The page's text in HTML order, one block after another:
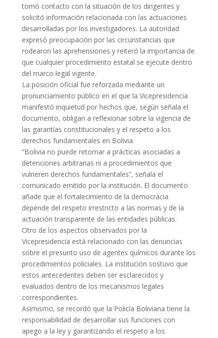
tomó contacto con la situación de los dirigentes y
solicitó información relacionada con las actuaciones
desarrolladas por los investigadores. La autoridad
expresó preocupación por las circunstancias que
rodearon las aprehensiones y reiteró la importancia de
que cualquier procedimiento estatal se ejecute dentro
del marco legal vigente.
La posición oficial fue reforzada mediante un
pronunciamiento público en el que la Vicepresidencia
manifestó inquietud por hechos que, según señala el
documento, obligan a reflexionar sobre la vigencia de
las garantías constitucionales y el respeto a los
derechos fundamentales en Bolivia.
“Bolivia no puede retornar a prácticas asociadas a
detenciones arbitrarias ni a procedimientos que
vulneren derechos fundamentales”, señala el
comunicado emitido por la institución. El documento
añade que el fortalecimiento de la democracia
depende del respeto irrestricto a las normas y de la
actuación transparente de las entidades públicas.
Otro de los aspectos observados por la
Vicepresidencia está relacionado con las denuncias
sobre el presunto uso de agentes químicos durante los
procedimientos policiales. La institución sostuvo que
estos antecedentes deben ser esclarecidos y
evaluados dentro de los mecanismos legales
correspondientes.
Asimismo, se recordó que la Policía Boliviana tiene la
responsabilidad de desarrollar sus funciones con
apego a la ley y garantizando el respeto a los